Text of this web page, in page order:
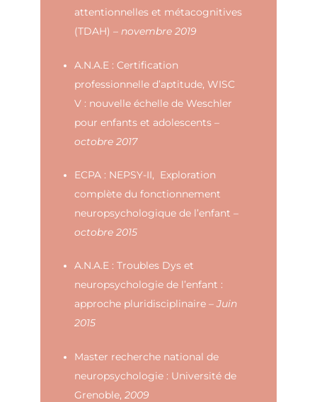
attentionnelles et métacognitives
(TDAH) – novembre 2019
A.N.A.E : Certification
professionnelle d’aptitude, WISC
V : nouvelle échelle de Weschler
pour enfants et adolescents –
octobre 2017
ECPA : NEPSY-II, Exploration
complète du fonctionnement
neuropsychologique de l’enfant –
octobre 2015
A.N.A.E : Troubles Dys et
neuropsychologie de l’enfant :
approche pluridisciplinaire –Juin
2015
Master recherche national de
neuropsychologie : Université de
Grenoble, 2009